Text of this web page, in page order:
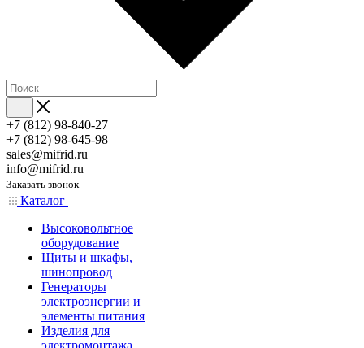
+7 (812) 98-840-27
+7 (812) 98-645-98
sales@mifrid.ru
info@mifrid.ru
Заказать звонок
Каталог
Высоковольтное
оборудование
Щиты и шкафы,
шинопровод
Генераторы
электроэнергии и
элементы питания
Изделия для
электромонтажа